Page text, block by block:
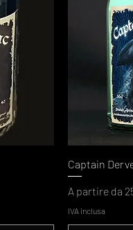
Captain
A partire da
Prezzo
IVA inclusa